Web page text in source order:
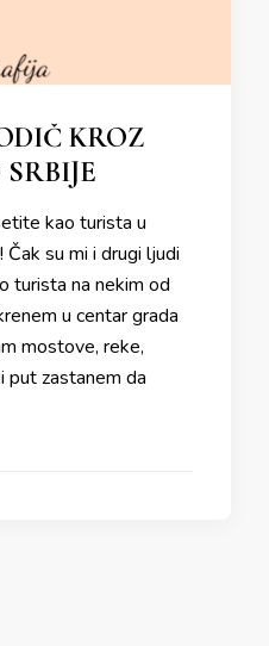
KROZ
kao turista u
Čak su mi i drugi ljudi
turista na nekim od
u centar grada
mostove, reke,
put zastanem da